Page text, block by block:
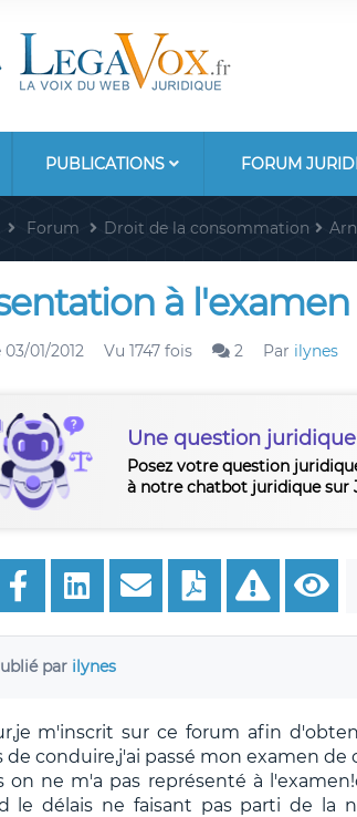
PUBLICATIONS FORUM
Forum Droit de la consommation
à
03/01/2012 Vu 1747 fois 2 Par ilynes
Une question
Posez votre question
à notre chatbot juridique sur
par ilynes
m'inscrit sur ce forum afin
de conduire,j'ai passé mon examen
on ne m'a pas représenté à
le délais ne faisant pas parti de la